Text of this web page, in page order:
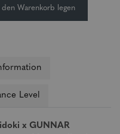
den Warenkorb legen
Level
x GUNNAR